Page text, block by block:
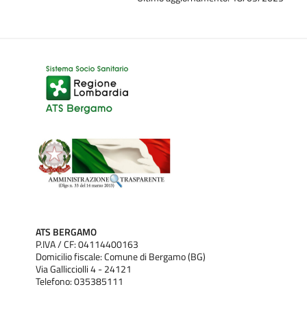
ATS BERGAMO
P.IVA / CF: 04114400163
Domicilio fiscale: Comune di Bergamo (BG)
Via Gallicciolli 4 - 24121
Telefono: 035385111